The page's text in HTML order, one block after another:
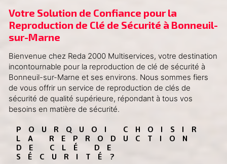
Votre Solution de Confiance pour la
Reproduction de Clé de Sécurité à Bonneuil-
sur-Marne
Bienvenue chez Reda 2000 Multiservices, votre destination
incontournable pour la reproduction de clé de sécurité à
Bonneuil-sur-Marne et ses environs. Nous sommes fiers
de vous offrir un service de reproduction de clés de
sécurité de qualité supérieure, répondant à tous vos
besoins en matière de sécurité.
POURQUOI CHOISIR
LA REPRODUCTION
DE CLÉ DE
SÉCURITÉ?